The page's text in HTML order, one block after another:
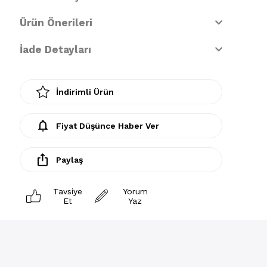
Ürün Önerileri
İade Detayları
İndirimli Ürün
Fiyat Düşünce Haber Ver
Paylaş
Tavsiye
Et
Yorum
Yaz